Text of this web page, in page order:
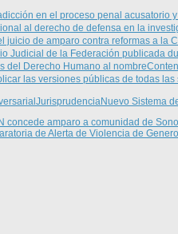
JurisprudenciaNuevo Sistema
concede amparo a comunidad de
de Alerta de Violencia de